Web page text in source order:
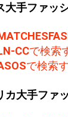
大手ファッ
CCで検索
で検索
カ大手ファ